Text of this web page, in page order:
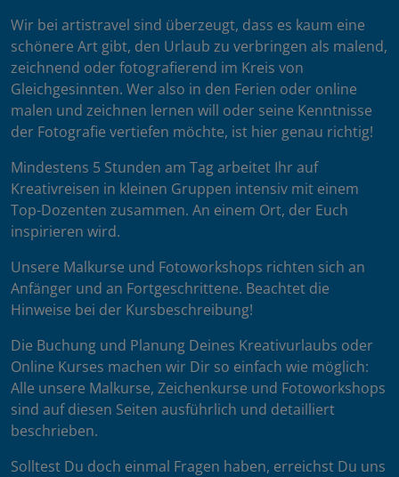
Wir bei artistravel sind überzeugt, dass es kaum eine
schönere Art gibt, den Urlaub zu verbringen als malend,
zeichnend oder fotografierend im Kreis von
Gleichgesinnten. Wer also in den Ferien oder online
malen und zeichnen lernen will oder seine Kenntnisse
der Fotografie vertiefen möchte, ist hier genau richtig!
Mindestens 5 Stunden am Tag arbeitet Ihr auf
Kreativreisen in kleinen Gruppen intensiv mit einem
Top-Dozenten zusammen. An einem Ort, der Euch
inspirieren wird.
Unsere Malkurse und Fotoworkshops richten sich an
Anfänger und an Fortgeschrittene. Beachtet die
Hinweise bei der Kursbeschreibung!
Die Buchung und Planung Deines Kreativurlaubs oder
Online Kurses machen wir Dir so einfach wie möglich:
Alle unsere Malkurse, Zeichenkurse und Fotoworkshops
sind auf diesen Seiten ausführlich und detailliert
beschrieben.
Solltest Du doch einmal Fragen haben, erreichst Du uns